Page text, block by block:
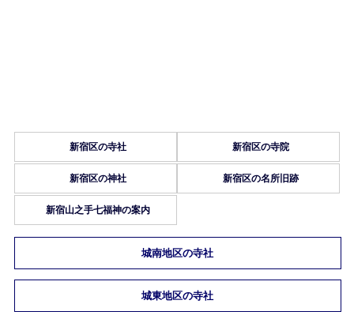
新宿区の寺社 新宿区の寺院
新宿区の神社 新宿区の名所旧跡
新宿山之手七福神の案内
城南地区の寺社
城東地区の寺社